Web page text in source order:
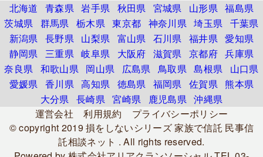
北海道 青森県 岩手県 秋田県 宮城県 山形県 福島県
茨城県
群馬県 栃木県 東京都 神奈川県 埼玉県
千葉県
新潟県
長野県 山梨県 富山県 石川県 福井県 愛知県
静岡県
三重県 岐阜県 大阪府 滋賀県 京都府 兵庫県
奈良県
和歌山県 岡山県 広島県 鳥取県 島根県
山口県
愛媛県
香川県 高知県 徳島県 福岡県 佐賀県
熊本県
大分県
長崎県 宮崎県 鹿児島県 沖縄県
運営会社
利用規約
プライバシーポリシー
© copyright 2019損をしないシリーズ 家族で信託 民事信
託相談ネット . All rights reserved.